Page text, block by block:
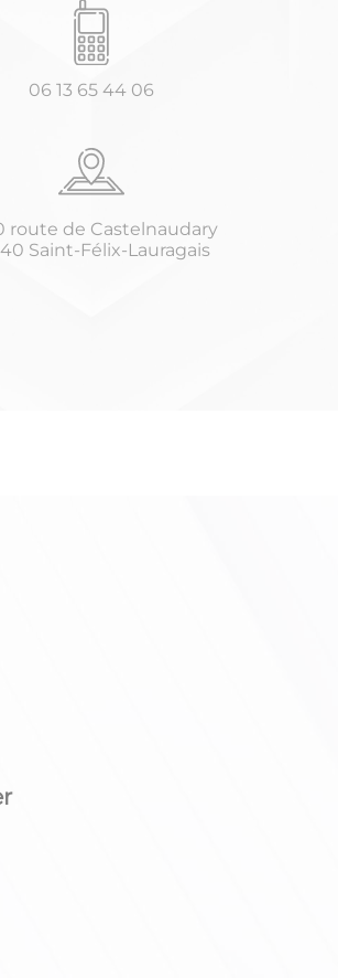
06 13 65 44 06
route de Castelnaudary
Saint-Félix-Lauragais